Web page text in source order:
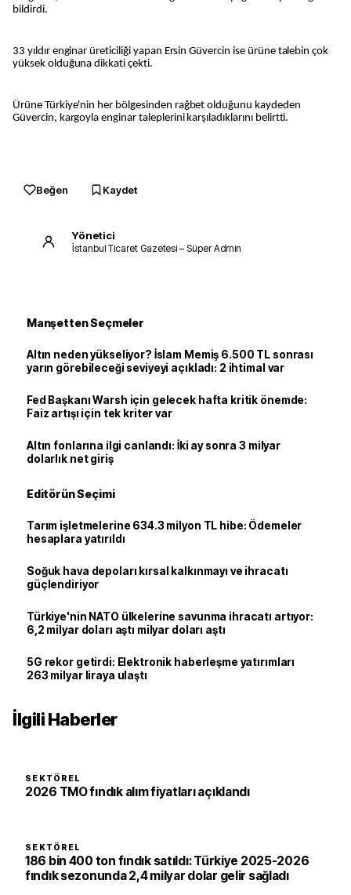
bildirdi.
33 yıldır enginar üreticiliği yapan Ersin Güvercin ise ürüne talebin çok
yüksek olduğuna dikkati çekti.
Ürüne Türkiye'nin her bölgesinden rağbet olduğunu kaydeden
Güvercin, kargoyla enginar taleplerini karşıladıklarını belirtti.
Beğen Kaydet
Yönetici
İstanbul Ticaret Gazetesi – Süper Admin
Manşetten Seçmeler
Altın neden yükseliyor? İslam Memiş 6.500 TL sonrası
yarın görebileceği seviyeyi açıkladı: 2 ihtimal var
Fed Başkanı Warsh için gelecek hafta kritik önemde:
Faiz artışı için tek kriter var
Altın fonlarına ilgi canlandı: İki ay sonra 3 milyar
dolarlık net giriş
Editörün Seçimi
Tarım işletmelerine 634.3 milyon TL hibe: Ödemeler
hesaplara yatırıldı
Soğuk hava depoları kırsal kalkınmayı ve ihracatı
güçlendiriyor
Türkiye'nin NATO ülkelerine savunma ihracatı artıyor:
6,2 milyar doları aştı milyar doları aştı
5G rekor getirdi: Elektronik haberleşme yatırımları
263 milyar liraya ulaştı
İlgili Haberler
SEKTÖREL
2026 TMO fındık alım fiyatları açıklandı
SEKTÖREL
186 bin 400 ton fındık satıldı: Türkiye 2025-2026
fındık sezonunda 2,4 milyar dolar gelir sağladı